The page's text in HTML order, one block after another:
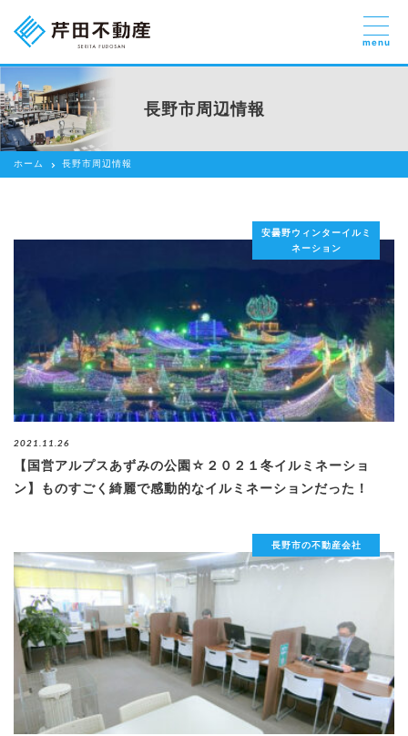
売りたい
貸したい方
借りたい
芹田不動産の強み
スタッフ紹介
会社紹介
ブログ
お部屋探し専用LINEはこちら
menu
長野市周辺情報
ホーム 長野市周辺情報
安曇野ウィンターイルミ
ネーション
2021.11.26
【国営アルプスあずみの公園☆２０２１冬イルミネーショ
ン】ものすごく綺麗で感動的なイルミネーションだった！
長野市の不動産会社